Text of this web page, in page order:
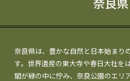
奈良県は、豊かな自然と日本始まり
す。世界遺産の東大寺や春日大社を
閣が緑の中に佇み、奈良公園のエリ